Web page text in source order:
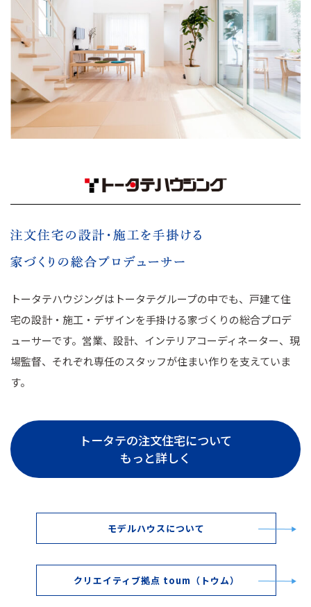
トータテハウジングはトータテグループの中でも、戸建て住
宅の設計・施工・デザインを手掛ける家づくりの総合プロデ
ューサーです。営業、設計、インテリアコーディネーター、現
場監督、それぞれ専任のスタッフが住まい作りを支えていま
す。
トータテの注文住宅について
もっと詳しく
モデルハウスについて
クリエイティブ拠点 toum（トウム）